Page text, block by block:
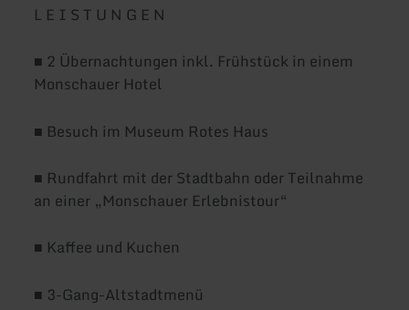
L E I S T U N G E N
■ 2 Übernachtungen inkl. Frühstück in einem
Monschauer Hotel
■ Besuch im Museum Rotes Haus
■ Rundfahrt mit der Stadtbahn oder Teilnahme
an einer „Monschauer Erlebnistour“
■ Kaffee und Kuchen
■ 3-Gang-Altstadtmenü